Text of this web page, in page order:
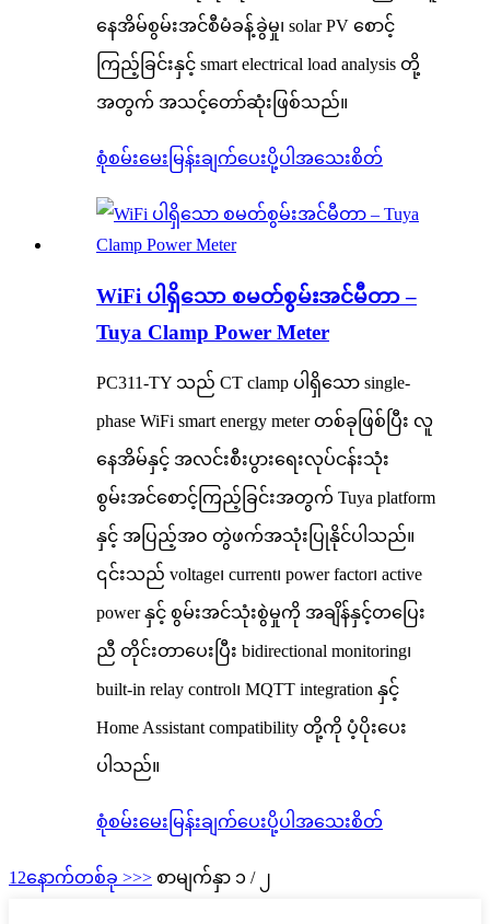
နေအိမ်စွမ်းအင်စီမံခန့်ခွဲမှု၊ solar PV စောင့်
ကြည့်ခြင်းနှင့် smart electrical load analysis တို့
အတွက် အသင့်တော်ဆုံးဖြစ်သည်။
စုံစမ်းမေးမြန်းချက်ပေးပို့ပါ အသေးစိတ်
WiFi ပါရှိသော စမတ်စွမ်းအင်မီတာ –
Tuya Clamp Power Meter
PC311-TY သည် CT clamp ပါရှိသော single-
phase WiFi smart energy meter တစ်ခုဖြစ်ပြီး လူ
နေအိမ်နှင့် အလင်းစီးပွားရေးလုပ်ငန်းသုံး
စွမ်းအင်စောင့်ကြည့်ခြင်းအတွက် Tuya platform
နှင့် အပြည့်အဝ တွဲဖက်အသုံးပြုနိုင်ပါသည်။
၎င်းသည် voltage၊ current၊ power factor၊ active
power နှင့် စွမ်းအင်သုံးစွဲမှုကို အချိန်နှင့်တပြေး
ညီ တိုင်းတာပေးပြီး bidirectional monitoring၊
built-in relay control၊ MQTT integration နှင့်
Home Assistant compatibility တို့ကို ပံ့ပိုးပေး
ပါသည်။
စုံစမ်းမေးမြန်းချက်ပေးပို့ပါ အသေးစိတ်
1 2နောက်တစ်ခု >>> စာမျက်နှာ ၁ / ၂